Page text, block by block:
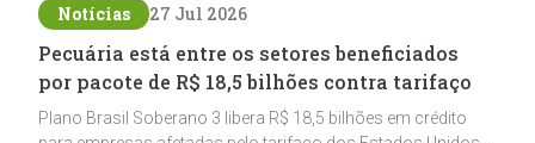
ao laço
Notícias 27 Jul 2026
Pecuária está entre os setores beneficiados
por pacote de R$ 18,5 bilhões contra tarifaço
Plano Brasil Soberano 3 libera R$ 18,5 bilhões em crédito